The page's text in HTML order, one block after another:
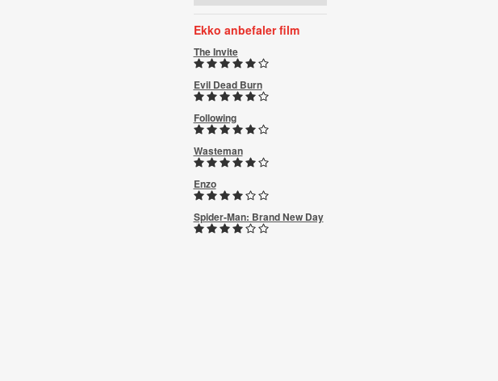
Ekko anbefaler film
The Invite
Evil Dead Burn
Following
Wasteman
Enzo
Spider-Man: Brand New Day